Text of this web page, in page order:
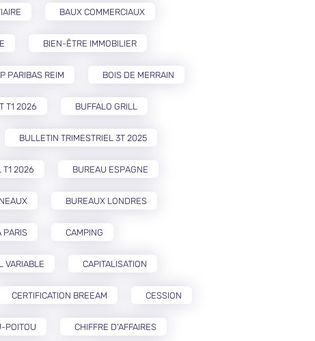
BAUX COMMERCIAUX
BIEN-ÊTRE IMMOBILIER
PARIBAS REIM BOIS DE MERRAIN
T1 2026 BUFFALO GRILL
BULLETIN TRIMESTRIEL 3T 2025
T1 2026 BUREAU ESPAGNE
BUREAUX LONDRES
PARIS CAMPING
VARIABLE CAPITALISATION
CERTIFICATION BREEAM CESSION
POITOU CHIFFRE D'AFFAIRES